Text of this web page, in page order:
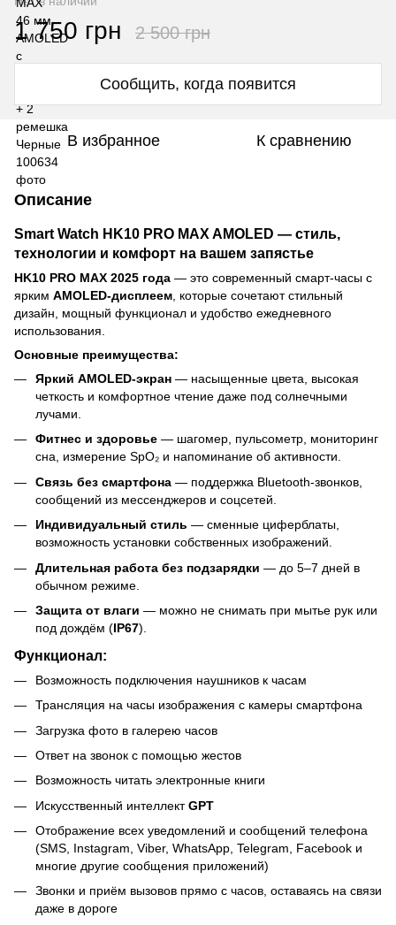
1 750 грн 2 500 грн
Сообщить, когда появится
В избранное К сравнению
Описание
Smart Watch HK10 PRO MAX AMOLED — стиль,
технологии и комфорт на вашем запястье
HK10 PRO MAX 2025 года — это современный смарт-часы с
ярким AMOLED-дисплеем , которые сочетают стильный
дизайн, мощный функционал и удобство ежедневного
использования.
Основные преимущества:
Яркий AMOLED-экран — насыщенные цвета, высокая
четкость и комфортное чтение даже под солнечными
лучами.
Фитнес и здоровье — шагомер, пульсометр, мониторинг
сна, измерение SpO₂ и напоминание об активности.
Связь без смартфона — поддержка Bluetooth-звонков,
сообщений из мессенджеров и соцсетей.
Индивидуальный стиль — сменные циферблаты,
возможность установки собственных изображений.
Длительная работа без подзарядки — до 5–7 дней в
обычном режиме.
Защита от влаги — можно не снимать при мытье рук или
под дождём (IP67).
Функционал:
Возможность подключения наушников к часам
Трансляция на часы изображения с камеры смартфона
Загрузка фото в галерею часов
Ответ на звонок с помощью жестов
Возможность читать электронные книги
Искусственный интеллектGPT
Отображение всех уведомлений и сообщений телефона
(SMS, Instagram, Viber, WhatsApp, Telegram, Facebook и
многие другие сообщения приложений)
Звонки и приём вызовов прямо с часов, оставаясь на связи
даже в дороге